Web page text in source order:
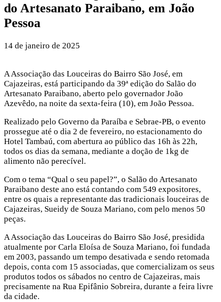
do Artesanato Paraibano, em João
Pessoa
14 de janeiro de 2025
A Associação das Louceiras do Bairro São José, em
Cajazeiras, está participando da 39ª edição do Salão do
Artesanato Paraibano, aberto pelo governador João
Azevêdo, na noite da sexta-feira (10), em João Pessoa.
Realizado pelo Governo da Paraíba e Sebrae-PB, o evento
prossegue até o dia 2 de fevereiro, no estacionamento do
Hotel Tambaú, com abertura ao público das 16h às 22h,
todos os dias da semana, mediante a doção de 1kg de
alimento não perecível.
Com o tema “Qual o seu papel?”, o Salão do Artesanato
Paraibano deste ano está contando com 549 expositores,
entre os quais a representante das tradicionais louceiras de
Cajazeiras, Sueidy de Souza Mariano, com pelo menos 50
peças.
A Associação das Louceiras do Bairro São José, presidida
atualmente por Carla Eloísa de Souza Mariano, foi fundada
em 2003, passando um tempo desativada e sendo retomada
depois, conta com 15 associadas, que comercializam os seus
produtos todos os sábados no centro de Cajazeiras, mais
precisamente na Rua Epifânio Sobreira, durante a feira livre
da cidade.